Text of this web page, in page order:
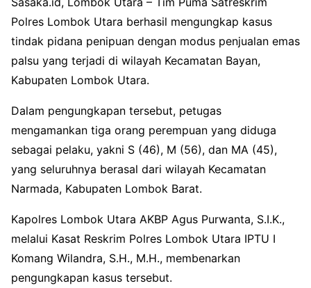
Polres Lombok Utara berhasil mengungkap kasus
tindak pidana penipuan dengan modus penjualan emas
palsu yang terjadi di wilayah Kecamatan Bayan,
Kabupaten Lombok Utara.
Dalam pengungkapan tersebut, petugas
mengamankan tiga orang perempuan yang diduga
sebagai pelaku, yakni S (46), M (56), dan MA (45),
yang seluruhnya berasal dari wilayah Kecamatan
Narmada, Kabupaten Lombok Barat.
Kapolres Lombok Utara AKBP Agus Purwanta, S.I.K.,
melalui Kasat Reskrim Polres Lombok Utara IPTU I
Komang Wilandra, S.H., M.H., membenarkan
pengungkapan kasus tersebut.